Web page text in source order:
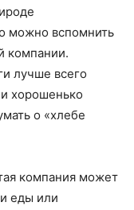
можно вспомнить
компании.
лучше всего
хорошенько
о «хлебе
компания может
еды или